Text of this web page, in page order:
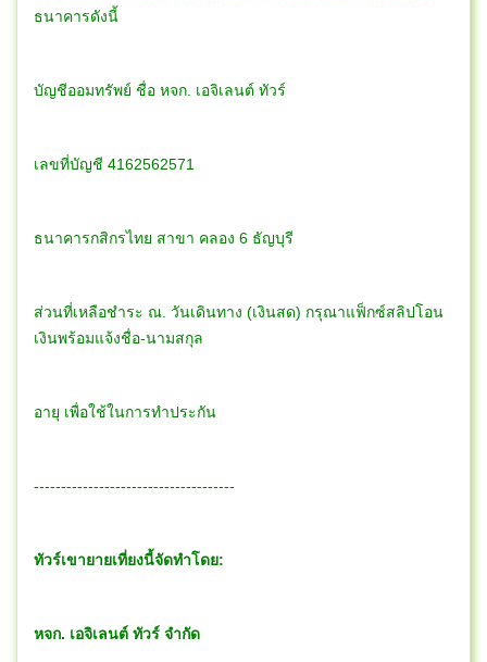
ธนาคารดังนี้
บัญชีออมทรัพย์ ชื่อ หจก. เอจิเลนต์ ทัวร์
เลขที่บัญชี 4162562571
ธนาคารกสิกรไทย สาขา คลอง 6 ธัญบุรี
ส่วนที่เหลือชำระ ณ. วันเดินทาง (เงินสด) กรุณาแฟ็กซ์สลิปโอน
เงินพร้อมแจ้งชื่อ-นามสกุล
อายุ เพื่อใช้ในการทำประกัน
-------------------------------------
ทัวร์เขายายเที่ยงนี้จัดทำโดย:
หจก. เอจิเลนต์ ทัวร์ จำกัด